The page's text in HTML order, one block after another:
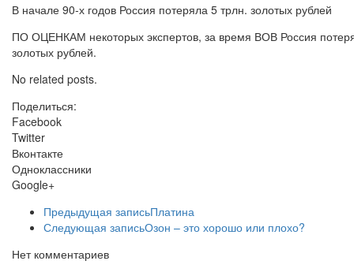
В начале 90-х годов Россия потеряла 5 трлн. золотых рублей
ПО ОЦЕНКАМ некоторых экспертов, за время ВОВ Россия
золотых рублей.
No related posts.
Поделиться:
Facebook
Twitter
Вконтакте
Одноклассники
Google+
Предыдущая записьПлатина
Следующая записьОзон – это хорошо или плохо?
Нет комментариев